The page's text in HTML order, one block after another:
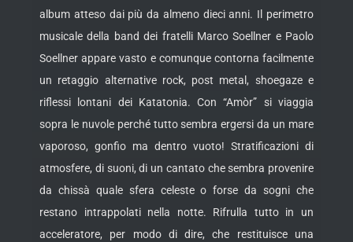
album atteso dai più da almeno dieci anni. Il perimetro
musicale della band dei fratelli Marco Soellner e Paolo
Soellner appare vasto e comunque contorna facilmente
un retaggio alternative rock, post metal, shoegaze e
riflessi lontani dei Katatonia. Con “Amòr” si viaggia
sopra le nuvole perché tutto sembra ergersi da un mare
vaporoso, gonfio ma dentro vuoto! Stratificazioni di
atmosfere, di suoni, di un cantato che sembra provenire
da chissà quale sfera celeste o forse da sogni che
restano intrappolati nella notte. Rifrulla tutto in un
acceleratore, per modo di dire, che restituisce una